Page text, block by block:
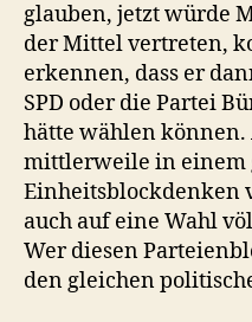
glauben, jetzt würde
der Mittel vertreten,
erkennen, dass er
SPD oder die Partei
hätte wählen
mittlerweile in einem
Einheitsblockdenken
auch auf eine Wahl
Wer diesen
den gleichen